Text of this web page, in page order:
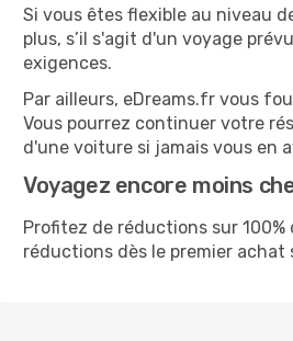
Si vous êtes flexible au niveau
plus, s’il s'agit d'un voyage
exigences.
Par ailleurs, eDreams.fr vous
Vous pourrez continuer votre
d'une voiture si jamais vous en
Voyagez encore moins
Profitez de réductions sur 100%
réductions dès le premier